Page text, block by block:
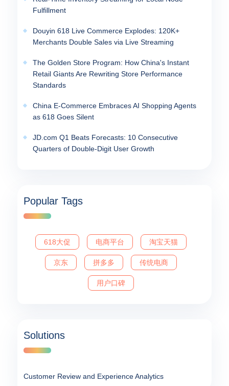
Fulfillment
Douyin 618 Live Commerce Explodes: 120K+
Merchants Double Sales via Live Streaming
The Golden Store Program: How China's Instant
Retail Giants Are Rewriting Store Performance
Standards
China E-Commerce Embraces AI Shopping Agents
as 618 Goes Silent
JD.com Q1 Beats Forecasts: 10 Consecutive
Quarters of Double-Digit User Growth
Popular Tags
618大促 电商平台 淘宝天猫
京东 拼多多 传统电商
用户口碑
Solutions
Customer Review and Experience Analytics